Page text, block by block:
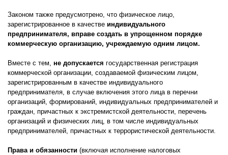
Законом также предусмотрено, что физическое лицо,
зарегистрированное в качестве индивидуального
предпринимателя, вправе создать в упрощенном порядке
коммерческую организацию, учреждаемую одним лицом.
Вместе с тем, не допускается государственная регистрация
коммерческой организации, создаваемой физическим лицом,
зарегистрированным в качестве индивидуального
предпринимателя, в случае включения этого лица в перечни
организаций, формирований, индивидуальных предпринимателей и
граждан, причастных к экстремистской деятельности, перечень
организаций и физических лиц, в том числе индивидуальных
предпринимателей, причастных к террористической деятельности.
Права и обязанности (включая исполнение налоговых